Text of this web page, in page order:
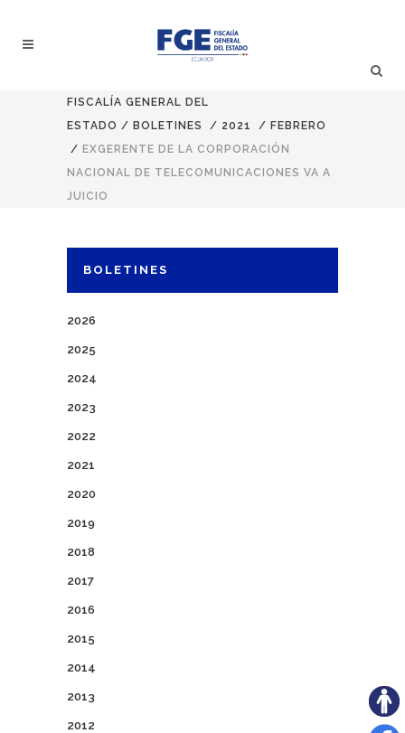
FISCALÍA GENERAL DEL
ESTADO / BOLETINES / 2021 / FEBRERO
/ EXGERENTE DE LA CORPORACIÓN
NACIONAL DE TELECOMUNICACIONES VA A
JUICIO
BOLETINES
2026
2025
2024
2023
2022
2021
2020
2019
2018
2017
2016
2015
2014
2013
2012